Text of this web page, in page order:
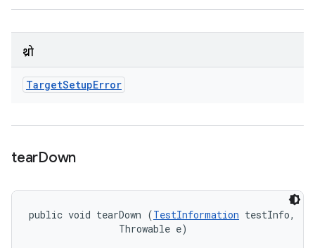
थ्रो
TargetSetupError
tearDown
public void tearDown (TestInformation testInfo,
                Throwable e)